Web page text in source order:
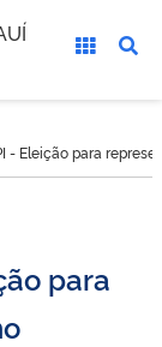
Eleição para
para